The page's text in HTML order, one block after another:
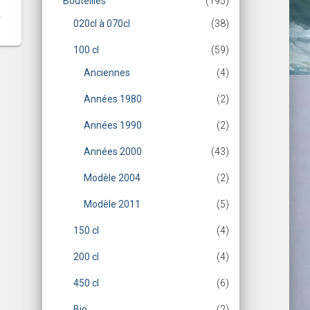
020cl à 070cl (38)
100 cl (59)
Anciennes (4)
Années 1980 (2)
Années 1990 (2)
Années 2000 (43)
Modèle 2004 (2)
Modèle 2011 (5)
150 cl (4)
200 cl (4)
450 cl (6)